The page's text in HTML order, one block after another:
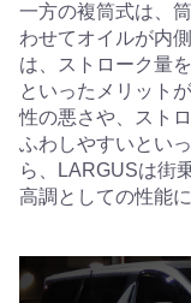
一方の複筒式は、
わせてオイルが内
は、ストローク量
といったメリット
性の悪さや、スト
ふわしやすいとい
ら、LARGUSは街
高調としての性能